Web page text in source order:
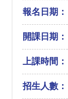
報名日期：
開課日期：
上課時間：
招生人數：